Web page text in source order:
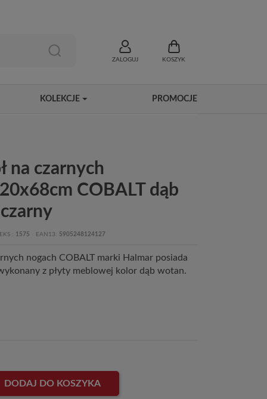
ZALOGUJ KOSZYK
KOLEKCJE PROMOCJE
na czarnych
COBALT dąb
1575 EAN13 5905248124127
nogach COBALT marki Halmar posiada
z płyty meblowej kolor dąb wotan.
DODAJ DO KOSZYKA